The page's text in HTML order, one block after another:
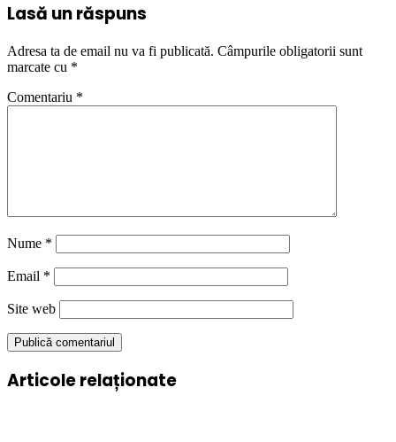
Lasă un răspuns
Adresa ta de email nu va fi publicată. Câmpurile obligatorii sunt
marcate cu *
Comentariu *
Nume *
Email *
Site web
Articole relaționate